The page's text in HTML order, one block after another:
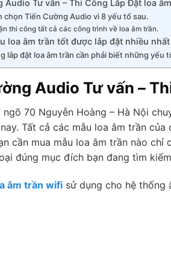
Audio Tư vấn – Thi Công Lắp Đặt loa
chọn Tiến Cường Audio vì 8 yếu tố sau.
thi công tất cả các công trình về loa âm trần.
loa âm trần tốt được lắp đặt nhiều
lắp đặt loa âm trần cần phải biết những yếu
Audio Tư vấn –
70 Nguyễn Hoàng – Hà Nội
Tất cả các mẫu loa âm trần của
cần mua mẫu loa âm trần nào chỉ
đúng mục đích bạn đang tìm
âm trần wifi sử dụng cho hệ thống